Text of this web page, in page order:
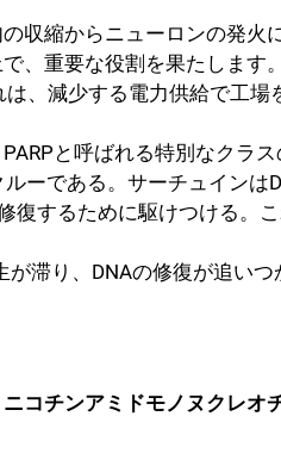
収縮からニューロンの発火
、重要な役割を果たします
、減少する電力供給で工場
と呼ばれる特別なクラ
ーである。サーチュインは
復するために駆けつける。
滞り、DNAの修復が追いつ
ニコチンアミドモノヌクレオ